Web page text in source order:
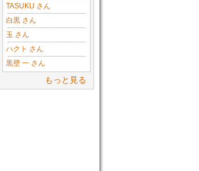
TASUKU さん
白黒 さん
玉 さん
ハクト さん
黒壁 一 さん
もっと見る